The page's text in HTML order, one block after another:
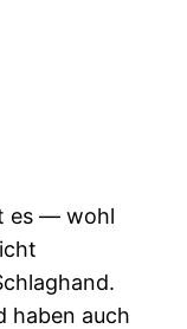
es — wohl
haben auch